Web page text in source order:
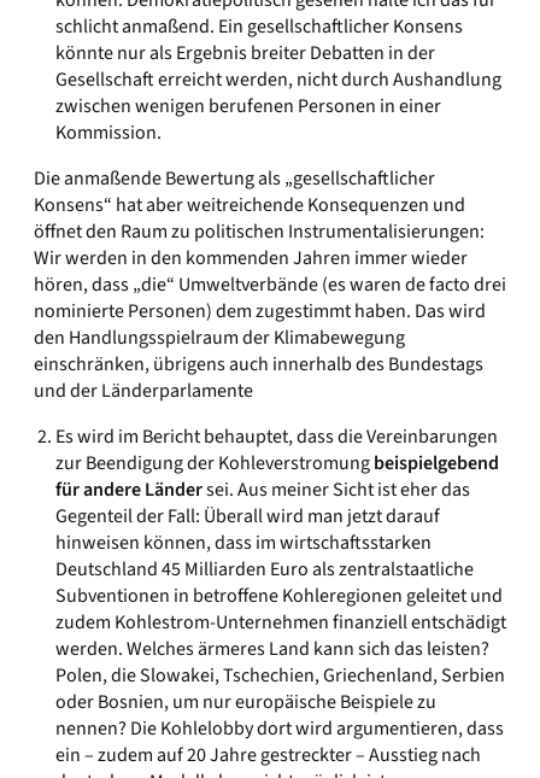
schlicht anmaßend. Ein gesellschaftlicher Konsens
könnte nur als Ergebnis breiter Debatten in der
Gesellschaft erreicht werden, nicht durch Aushandlung
zwischen wenigen berufenen Personen in einer
Kommission.
Die anmaßende Bewertung als „gesellschaftlicher
Konsens“ hat aber weitreichende Konsequenzen und
öffnet den Raum zu politischen Instrumentalisierungen:
Wir werden in den kommenden Jahren immer wieder
hören, dass „die“ Umweltverbände (es waren de facto drei
nominierte Personen) dem zugestimmt haben. Das wird
den Handlungsspielraum der Klimabewegung
einschränken, übrigens auch innerhalb des Bundestags
und der Länderparlamente
Es wird im Bericht behauptet, dass die Vereinbarungen
zur Beendigung der Kohleverstromungbeispielgebend
für andere Ländersei. Aus meiner Sicht ist eher das
Gegenteil der Fall: Überall wird man jetzt darauf
hinweisen können, dass im wirtschaftsstarken
Deutschland 45 Milliarden Euro als zentralstaatliche
Subventionen in betroffene Kohleregionen geleitet und
zudem Kohlestrom-Unternehmen finanziell entschädigt
werden. Welches ärmeres Land kann sich das leisten?
Polen, die Slowakei, Tschechien, Griechenland, Serbien
oder Bosnien, um nur europäische Beispiele zu
nennen? Die Kohlelobby dort wird argumentieren, dass
ein – zudem auf 20 Jahre gestreckter – Ausstieg nach